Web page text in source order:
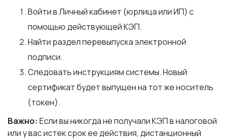
Войти в Личный кабинет (юрлица или ИП) с
помощью действующей КЭП.
Найти раздел перевыпуска электронной
подписи.
Следовать инструкциям системы. Новый
сертификат будет выпущен на тот же носитель
(токен).
Важно: Если вы никогда не получали КЭП в налоговой
или у вас истек срок ее действия, дистанционный